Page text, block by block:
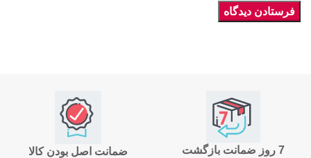
ضمانت اصل بودن کالا 7 روز ضمانت بازگشت